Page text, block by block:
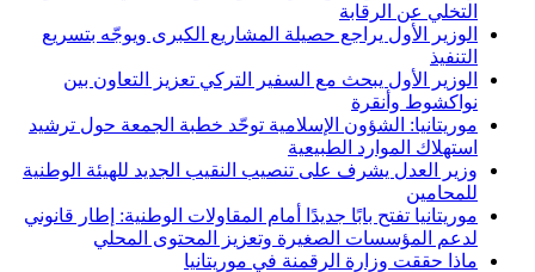
التخلي عن الرقابة
الوزير الأول يراجع حصيلة المشاريع الكبرى ويوجّه بتسريع
التنفيذ
الوزير الأول يبحث مع السفير التركي تعزيز التعاون بين
نواكشوط وأنقرة
موريتانيا: الشؤون الإسلامية توحّد خطبة الجمعة حول ترشيد
استهلاك الموارد الطبيعية
وزير العدل يشرف على تنصيب النقيب الجديد للهيئة الوطنية
للمحامين
موريتانيا تفتح بابًا جديدًا أمام المقاولات الوطنية: إطار قانوني
لدعم المؤسسات الصغيرة وتعزيز المحتوى المحلي
ماذا حققت وزارة الرقمنة في موريتانيا